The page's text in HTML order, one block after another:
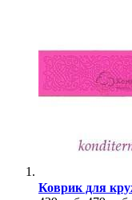
Коврик для